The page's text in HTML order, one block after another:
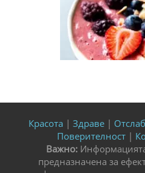
Красота | Здраве |
Поверителност |
Важно:
предназначена за